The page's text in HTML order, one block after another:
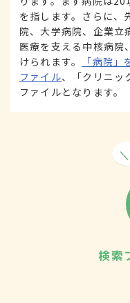
を指します。さらに、
院、大学病院、企業立
医療を支える中核病院
けられます。
「病院
ファイル、「クリニッ
ファイルとなります。
検索